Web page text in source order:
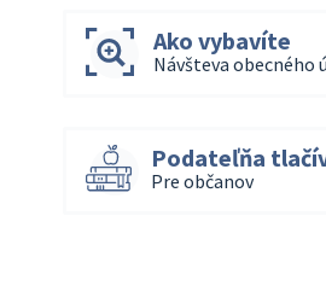
Ako vybavíte
Návšteva obecného
Podateľňa
Pre občanov